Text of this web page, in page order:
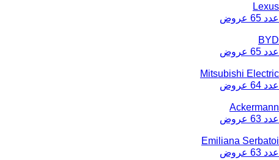
Lexus
عدد 65 عروض
BYD
عدد 65 عروض
Mitsubishi Electric
عدد 64 عروض
Ackermann
عدد 63 عروض
Emiliana Serbatoi
عدد 63 عروض